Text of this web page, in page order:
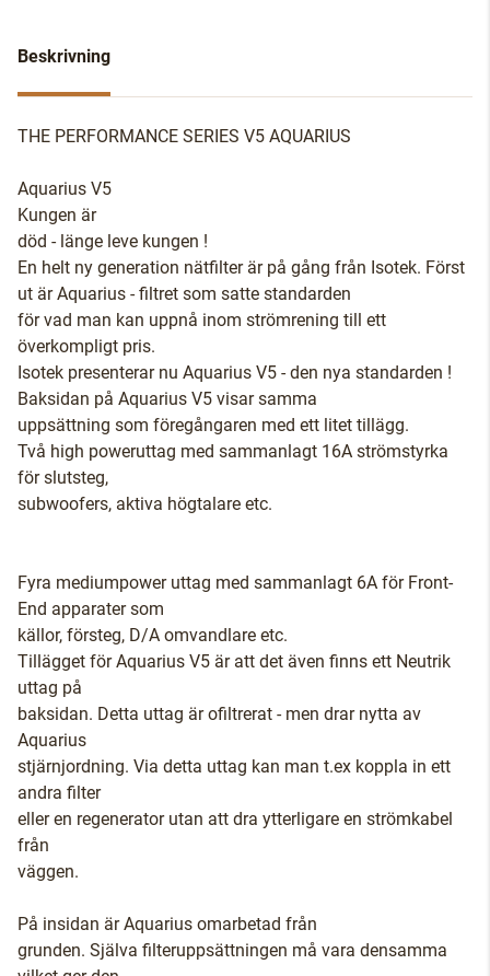
Beskrivning
THE PERFORMANCE SERIES V5 AQUARIUS
Aquarius V5
Kungen är
död - länge leve kungen !
En helt ny generation nätfilter är på gång från Isotek. Först
ut är Aquarius - filtret som satte standarden
för vad man kan uppnå inom strömrening till ett
överkompligt pris.
Isotek presenterar nu Aquarius V5 - den nya standarden !
Baksidan på Aquarius V5 visar samma
uppsättning som föregångaren med ett litet tillägg.
Två high poweruttag med sammanlagt 16A strömstyrka
för slutsteg,
subwoofers, aktiva högtalare etc.
Fyra mediumpower uttag med sammanlagt 6A för Front-
End apparater som
källor, försteg, D/A omvandlare etc.
Tillägget för Aquarius V5 är att det även finns ett Neutrik
uttag på
baksidan. Detta uttag är ofiltrerat - men drar nytta av
Aquarius
stjärnjordning. Via detta uttag kan man t.ex koppla in ett
andra filter
eller en regenerator utan att dra ytterligare en strömkabel
från
väggen.
På insidan är Aquarius omarbetad från
grunden. Själva filteruppsättningen må vara densamma